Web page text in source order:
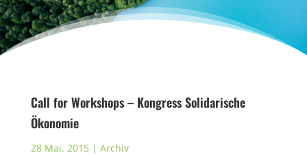
Call for Workshops – Kongress Solidarische
Ökonomie
28 Mai. 2015 | Archiv